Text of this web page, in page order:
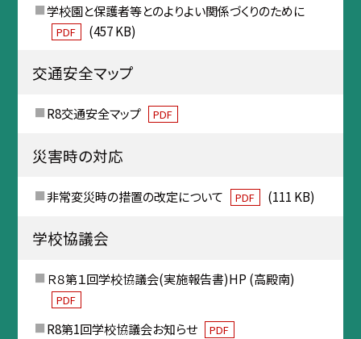
学校園と保護者等とのよりよい関係づくりのために
PDF (457 KB)
交通安全マップ
R8交通安全マップ PDF
災害時の対応
非常変災時の措置の改定について PDF (111 KB)
学校協議会
Ｒ８第１回学校協議会(実施報告書)HP (高殿南)
PDF
R8第1回学校協議会お知らせ PDF